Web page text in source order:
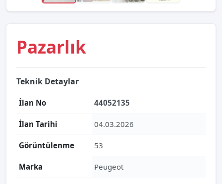
Pazarlık
Teknik Detaylar
İlan No 44052135
İlan Tarihi 04.03.2026
Görüntülenme 53
Marka Peugeot